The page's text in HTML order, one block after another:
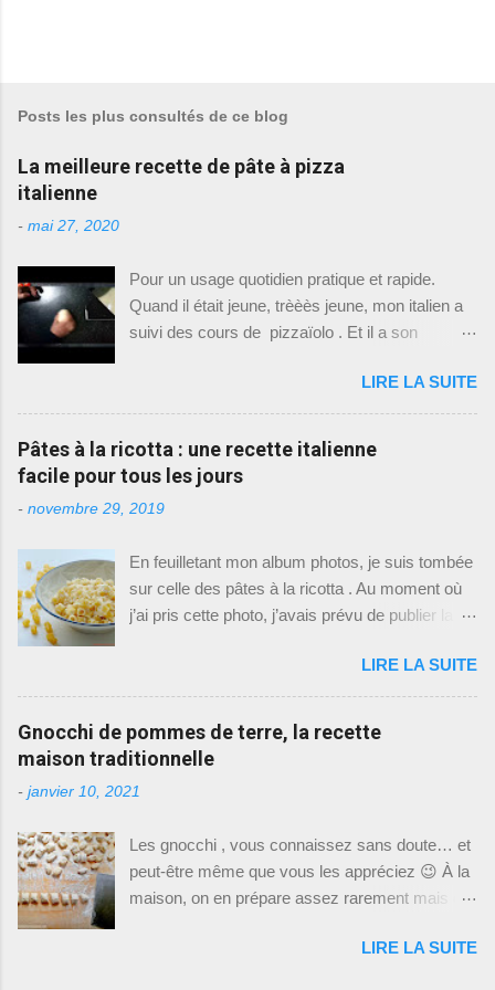
Posts les plus consultés de ce blog
La meilleure recette de pâte à pizza
italienne
- mai 27, 2020
Pour un usage quotidien pratique et rapide.
Quand il était jeune, trèèès jeune, mon italien a
suivi des cours de pizzaïolo . Et il a son
maison, quand ses horaires de travail (travail
qui n'est pas pizzaïolo) le lui permettent . Si
vous me suivez régulièrement, vous aurez
remarqué qu'il aime cuisiner, donc je lui laisse
un peu de place sur ce blog familial . Pour
cette recette, on a mis les mains à la pâte
rare car je ne suis absolument pas partageuse
en cuisine: ou c'est moi, ou c'est lui. Cette
recette est donc celle que mon italien a appris,
revisitées pour un usage quotidien, pratique et
rapide. I ci pas de repos de la pate 48 ou 72
heures comme dans une pizzeria digne de ce
nom . Pas de bords à la napolitaine non plus,
vous savez, ces bords bien gonfl...
LIRE LA SUITE
Pâtes à la ricotta : une recette italienne
facile pour tous les jours
- novembre 29, 2019
En feuilletant mon album photos, je suis tombée
sur celle des pâtes à la ricotta . Au moment où
j’ai pris cette photo, j’avais prévu de publier la
conclu que ça ne valait pas vraiment la peine.
J’ai quand même fait un vrai brainstorming,
pesant soigneusement le pour et le contre de
cette publication : Le contre - Écrire cette
recette des pâtes au beurre. Eh oui, Graziella,
jambon-purée, non ? Le pour - C'est dommage
de garder la photo pour moi, maintenant qu'elle
est faite autant la partager avec vous. - J'adore
pour les enfants ici, et nous les grands on adore
LIRE LA SUITE
Gnocchi de pommes de terre, la recette
maison traditionnelle
- janvier 10, 2021
Les gnocchi , vous connaissez sans doute… et
peut-être même que vous les appréciez 😉 À la
maison, on en prépare assez rarement mais de
même leur place à notre table. Justement parce
LIRE LA SUITE